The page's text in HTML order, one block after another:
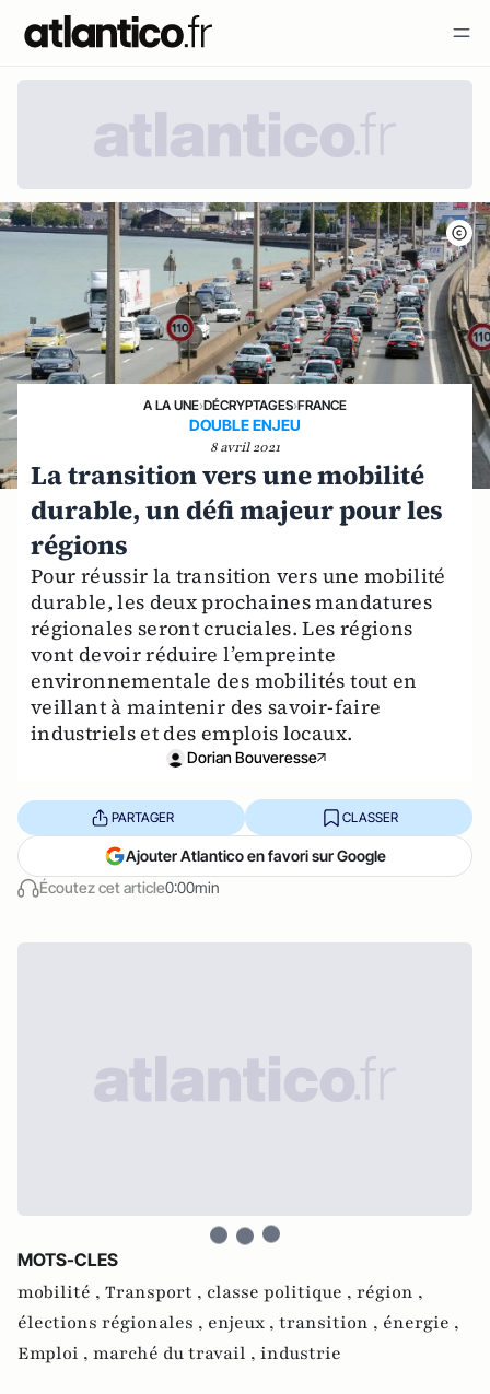
A LA UNE›DÉCRYPTAGES›FRANCE
DOUBLE ENJEU
8 avril 2021
La transition vers une mobilité
durable, un défi majeur pour les
régions
Pour réussir la transition vers une mobilité
durable, les deux prochaines mandatures
régionales seront cruciales. Les régions
vont devoir réduire l’empreinte
environnementale des mobilités tout en
veillant à maintenir des savoir-faire
industriels et des emplois locaux.
Dorian Bouveresse
Écoutez cet article0:00min
PARTAGER CLASSER
Ajouter Atlantico en favori sur Google
MOTS-CLES
mobilité , Transport , classe politique , région ,
élections régionales , enjeux , transition , énergie ,
Emploi , marché du travail , industrie